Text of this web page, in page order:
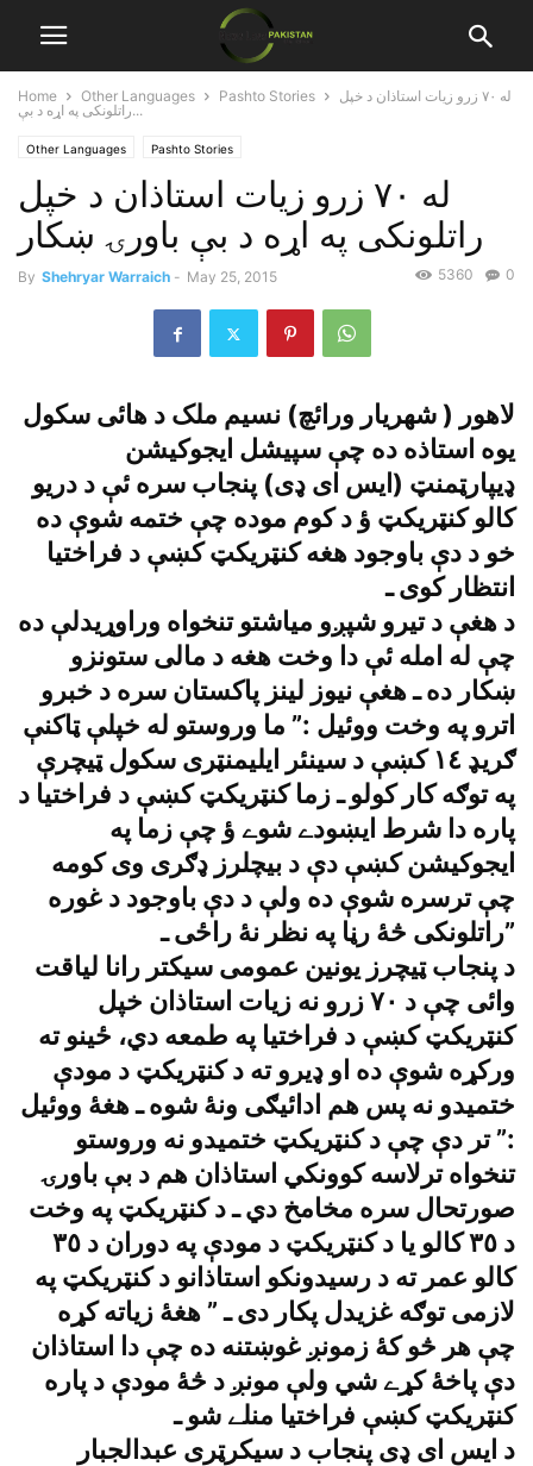
Home Other Languages Pashto Stories
له ٧٠ زرو زيات استاذان د خپل
راتلونکى په اړه د بې...
Other Languages Pashto Stories
له ٧٠ زرو زيات استاذان د خپل
راتلونکى په اړه د بې باورۍ ښکار
By Shehryar Warraich - May 25, 2015 0
5360
لاهور ( شهريار ورائچ) نسيم ملک د هائى سکول
يوه استاذه ده چې سپيشل ايجوکيشن
ډيپارټمنټ (ايس اى ډى) پنجاب سره ئې د دريو
کالو کنټريکټ ؤ د کوم موده چې ختمه شوې ده
خو د دې باوجود هغه کنټريکټ کښې د فراختيا
انتظار کوى ـ
د هغې د تيرو شپږو مياشتو تنخواه وراوړيدلې ده
چې له امله ئې دا وخت هغه د مالى ستونزو
ښکار ده ـ هغې نيوز لينز پاکستان سره د خبرو
اترو په وخت ووئيل :” ما وروستو له خپلې ټاکنې
ګريډ ١٤ کښې د سينئر ايليمنټرى سکول ټيچرې
په توګه کار کولو ـ زما کنټريکټ کښې د فراختيا د
پاره دا شرط ايښودے شوے ؤ چې زما په
ايجوکيشن کښې دې د بيچلرز ډګرى وى کومه
چې ترسره شوې ده ولې د دې باوجود د غوره
راتلونکى څۀ رڼا په نظر نۀ راځى ـ”
د پنجاب ټيچرز يونين عمومى سيکتر رانا لياقت
وا‌ئى چې د ٧٠ زرو نه زيات استاذان خپل
کنټريکټ کښې د فراختيا په طمعه دي، ځينو ته
ورکړه شوې ده او ډيرو ته د کنټريکټ د مودې
ختميدو نه پس هم ادائيګى ونۀ شوه ـ هغۀ ووئيل
:” تر دې چې د کنټريکټ ختميدو نه وروستو
تنخواه ترلاسه کوونکي استاذان هم د بې باورۍ
صورتحال سره مخامخ دي ـ د کنټريکټ په وخت
د ٣٥ کالو يا د کنټريکټ د مودې په دوران د ٣٥
کالو عمر ته د رسيدونکو استاذانو د کنټريکټ په
لازمى توګه غزيدل پکار دى ـ ” هغۀ زياته کړه
چې هر څو کۀ زمونږ غوښتنه ده چې دا استاذان
دې پاخۀ کړے شي ولې مونږ د څۀ مودې د پاره
کنټريکټ کښې فراختيا منلے شو ـ
د ايس اى ډى پنجاب د سيکرټرى عبدالجبار